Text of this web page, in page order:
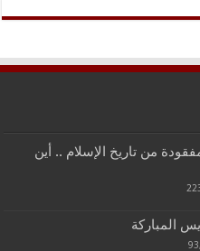
183 سنة مفقودة من تاريخ الإسلام .. أين
المباركة